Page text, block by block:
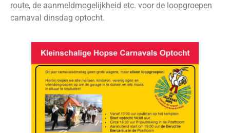
route, de aanmeldmogelijkheid etc. voor de loopgroepen
carnaval dinsdag optocht.